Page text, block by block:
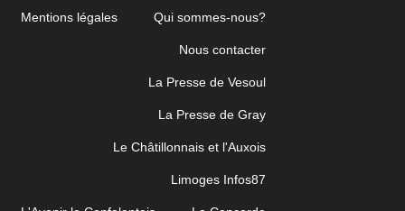
Mentions légales Qui sommes-nous?
Nous contacter
La Presse de Vesoul
La Presse de Gray
Le Châtillonnais et l'Auxois
Limoges Infos87